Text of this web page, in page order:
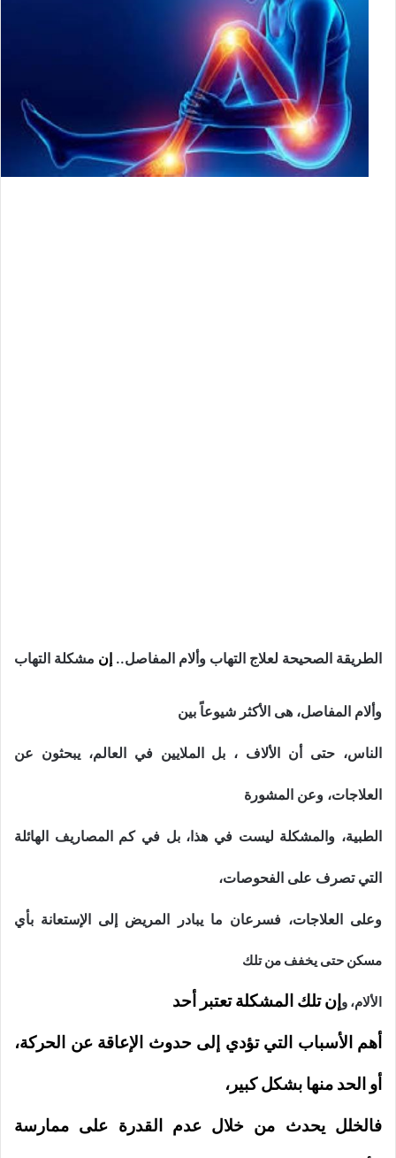
الطريقة الصحيحة لعلاج التهاب وألام المفاصل.. إن مشكلة التهاب
وألام المفاصل، هى الأكثر شيوعاً بين
الناس، حتى أن الألاف ، بل الملايين في العالم، يبحثون عن
العلاجات، وعن المشورة
الطبية، والمشكلة ليست في هذا، بل في كم المصاريف الهائلة
التي تصرف على الفحوصات،
وعلى العلاجات، فسرعان ما يبادر المريض إلى الإستعانة بأي
مسكن حتى يخفف من تلك
الألام، و إن تلك المشكلة تعتبر أحد
أهم الأسباب التي تؤدي إلى حدوث الإعاقة عن الحركة،
أو الحد منها بشكل كبير،
فالخلل يحدث من خلال عدم القدرة على ممارسة